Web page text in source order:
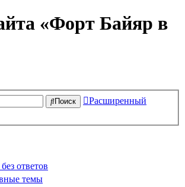
«Форт Байяр в
Поиск
Расширенный
ответов
темы